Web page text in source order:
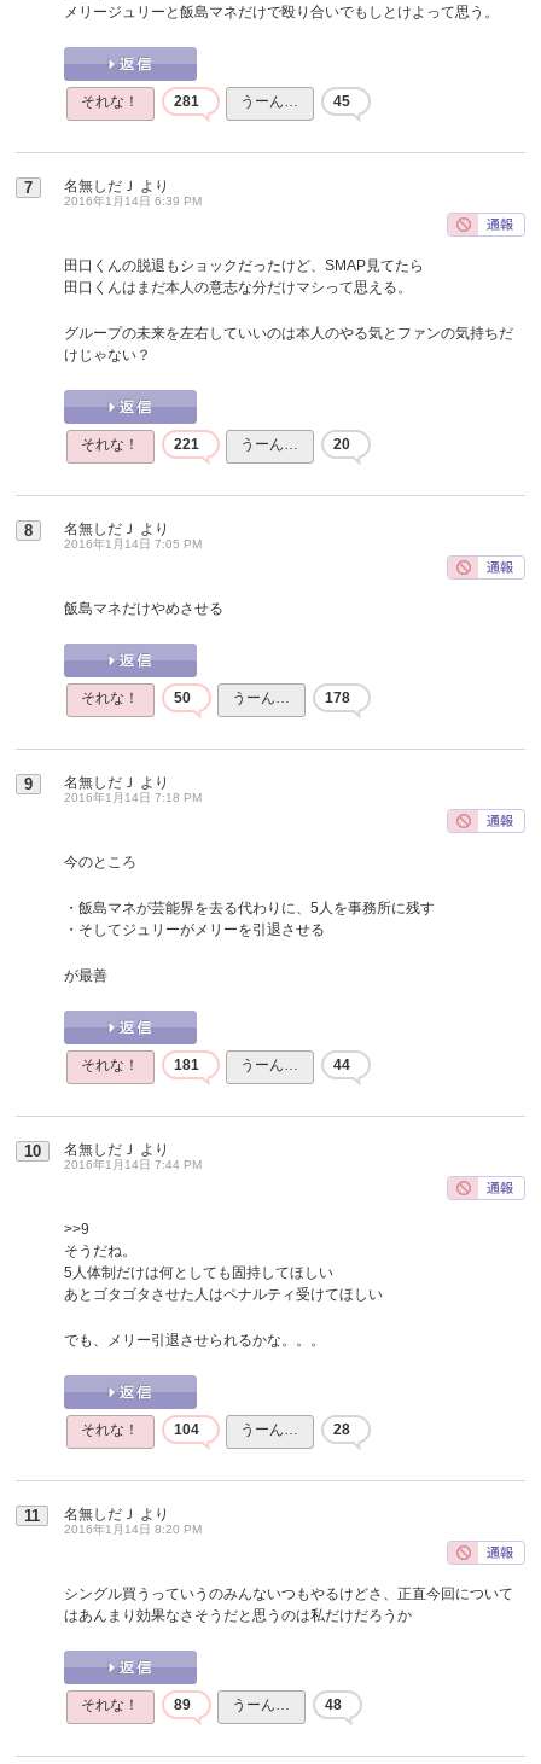
メリージュリーと飯島マネだけで殴り合いでもしとけよって思う。
それな！ 281 うーん… 45
7 名無しだＪ より
2016年1月14日 6:39 PM
田口くんの脱退もショックだったけど、SMAP見てたら
田口くんはまだ本人の意志な分だけマシって思える。
グループの未来を左右していいのは本人のやる気とファンの気持ちだ
けじゃない？
それな！ 221 うーん… 20
8 名無しだＪ より
2016年1月14日 7:05 PM
飯島マネだけやめさせる
それな！ 50 うーん… 178
9 名無しだＪ より
2016年1月14日 7:18 PM
今のところ
・飯島マネが芸能界を去る代わりに、5人を事務所に残す
・そしてジュリーがメリーを引退させる
が最善
それな！ 181 うーん… 44
10 名無しだＪ より
2016年1月14日 7:44 PM
>>9
そうだね。
5人体制だけは何としても固持してほしい
あとゴタゴタさせた人はペナルティ受けてほしい
でも、メリー引退させられるかな。。。
それな！ 104 うーん… 28
11 名無しだＪ より
2016年1月14日 8:20 PM
シングル買うっていうのみんないつもやるけどさ、正直今回について
はあんまり効果なさそうだと思うのは私だけだろうか
それな！ 89 うーん… 48